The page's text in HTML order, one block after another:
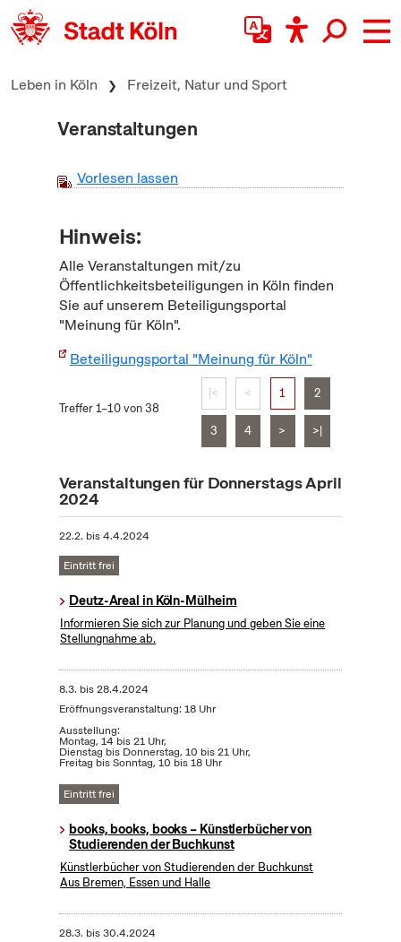
zum Inhalt springen
Leben in Köln Freizeit, Natur und Sport
Veranstaltungen
Vorlesen lassen
Hinweis:
Alle Veranstaltungen mit/zu
Öffentlichkeitsbeteiligungen in Köln finden
Sie auf unserem Beteiligungsportal
"Meinung für Köln".
Beteiligungsportal "Meinung für Köln"
Treffer 1–10 von 38
|< < 1 2
3 4 > >|
Veranstaltungen für Donnerstags April
2024
22.2. bis4.4.2024
Eintritt frei
Deutz-Areal in Köln-Mülheim
Informieren Sie sich zur Planung und geben Sie eine
Stellungnahme ab.
8.3. bis28.4.2024
Eröffnungsveranstaltung: 18 Uhr
Ausstellung:
Montag, 14 bis 21 Uhr,
Dienstag bis Donnerstag, 10 bis 21 Uhr,
Freitag bis Sonntag, 10 bis 18 Uhr
Eintritt frei
books, books, books – Künstlerbücher von
Studierenden der Buchkunst
Künstlerbücher von Studierenden der Buchkunst
Aus Bremen, Essen und Halle
28.3. bis30.4.2024